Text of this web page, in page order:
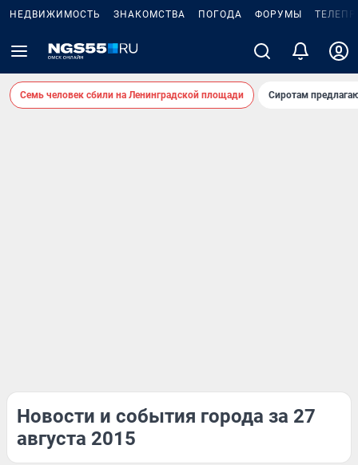
НЕДВИЖИМОСТЬ ЗНАКОМСТВА ПОГОДА ФОРУМЫ
Семь человек сбили на Ленинградской площади Сиротам
Новости и события города за 27
августа 2015